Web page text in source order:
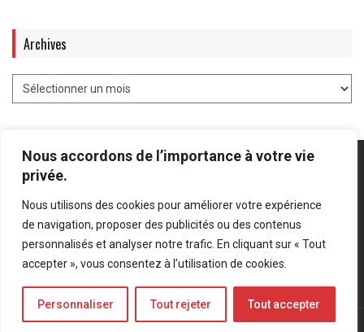
Nous accordons de l’importance à votre vie
privée.
Nous utilisons des cookies pour améliorer votre expérience
de navigation, proposer des publicités ou des contenus
personnalisés et analyser notre trafic. En cliquant sur « Tout
accepter », vous consentez à l’utilisation de cookies.
Personnaliser Tout rejeter Tout accepter
Archives
Mentions légales Politique de confidentialité
Bluesky
LinkedIn
Twitter
© Forces Operations Blog - 2022